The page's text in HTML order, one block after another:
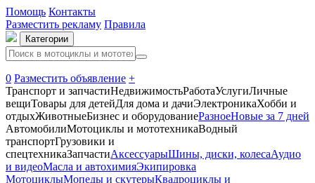
Помощь Контакты
Разместить рекламу Правила
Категории
0 Разместить объявление +
Транспорт и запчастиНедвижимостьРаботаУслугиЛичные
вещиТовары для детейДля дома и дачиЭлектроникаХобби и
отдыхЖивотныеБизнес и оборудованиеРазноеНовые за 7 дней
АвтомобилиМотоциклы и мототехникаВодный
транспортГрузовики и
спецтехникаЗапчастиАксессуарыШины, диски, колесаАудио
и видеоМасла и автохимияЭкипировка
МотоциклыМопеды и скутерыКвадроциклы и